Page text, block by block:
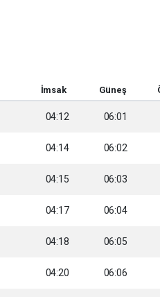
İmsak Güneş
04:12 06:01
04:14 06:02
04:15 06:03
04:17 06:04
04:18 06:05
04:20 06:06